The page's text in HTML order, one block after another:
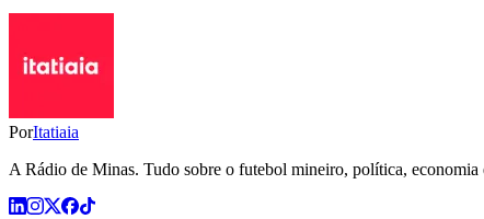
PorItatiaia
A Rádio de Minas. Tudo sobre o futebol mineiro, política,